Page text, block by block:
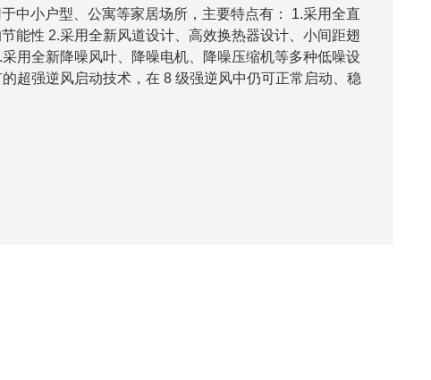
中小户型、公寓等家居场所，主要特点有： 1.采用全直
能性 2.采用全新风道设计、高效换热器设计、小间距翅
用全新降噪风叶、降噪电机、降噪压缩机等多种低噪设
超强逆风启动技术，在 8 级强逆风中仍可正常启动、稳